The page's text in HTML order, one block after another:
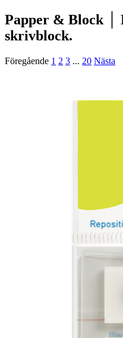
Papper & Block │
skrivblock.
Föregående 1 2 3 ... 20 Nästa